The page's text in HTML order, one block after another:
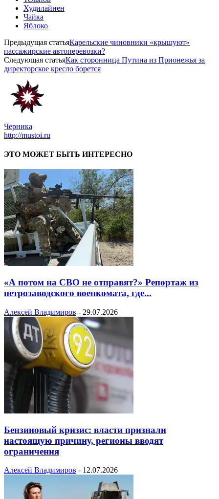
Худилайнен
Чайка
Яблоко
Предыдущая статьяКарельские чиновники «крышуют»
пассажирские автоперевозки?
Следующая статьяКак сторонница Путина из Прионежья за
директорское кресло борется
Черника
http://mustoi.ru
ЭТО МОЖЕТ БЫТЬ ИНТЕРЕСНО
«А потом на СВО не отправят?» Репортаж из
петрозаводского военкомата, где...
Алексей Владимиров - 29.07.2026
Бензиновый кризис: власти признали
настоящую причину, регионы вводят
ограничения
Алексей Владимиров - 12.07.2026